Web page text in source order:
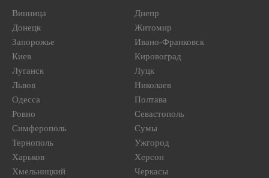
Винница
Днепр
Донецк
Житомир
Запорожье
Ивано-Франковск
Киев
Кировоград
Луганск
Луцк
Львов
Николаев
Одесса
Полтава
Ровно
Севастополь
Симферополь
Сумы
Тернополь
Ужгород
Харьков
Херсон
Хмельницкий
Черкасы